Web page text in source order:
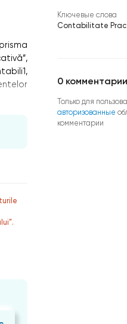
Ключевые слова
Contabilitate
0 комментарии
Только для
авторизованные
комментарии